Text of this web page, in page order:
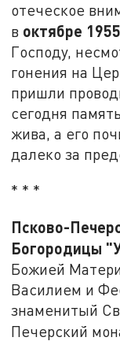
отеческое
в октябре
Господу,
гонения на
пришли
сегодня
жива, а его
далеко за
* * *
Псково-
Богородицы
Божией
Василием и
знаменитый
Печерский